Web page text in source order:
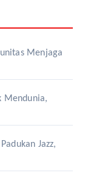
Menjaga
Mendunia,
Jazz,